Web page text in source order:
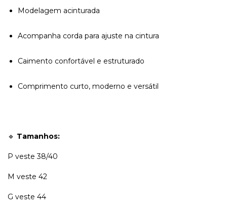
Modelagem acinturada
Acompanha corda para ajuste na cintura
Caimento confortável e estruturado
Comprimento curto, moderno e versátil
🔹 Tamanhos:
P veste 38/40
M veste 42
G veste 44